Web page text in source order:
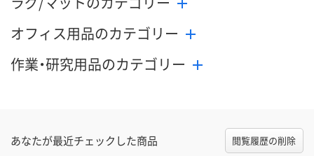
カゴへ
オフィス用品のカテゴリー
作業・研究用品のカテゴリー
あなたが最近チェックした商品 閲覧履歴の削除